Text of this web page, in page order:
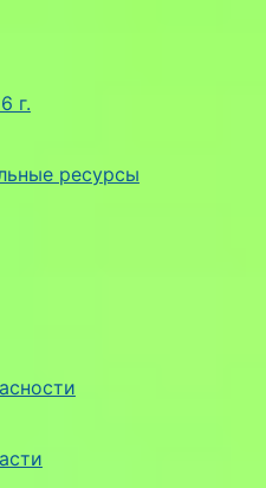
г.
ресурсы